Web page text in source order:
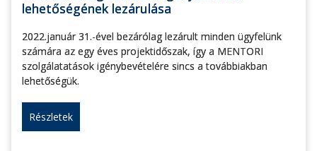
lehetőségének lezárulása
2022.január 31.-ével bezárólag lezárult minden ügyfelünk
számára az egy éves projektidőszak, így a MENTORI
szolgálatatások igénybevételére sincs a továbbiakban
lehetőségük.
Részletek